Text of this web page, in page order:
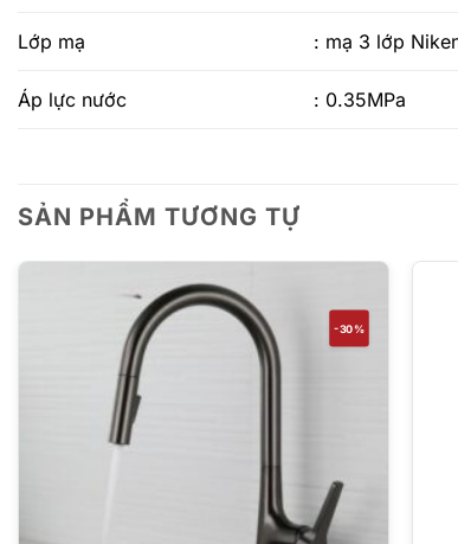
Lớp mạ : mạ 3 lớp
Áp lực nước : 0.35MPa
SẢN PHẨM TƯƠNG TỰ
-30%